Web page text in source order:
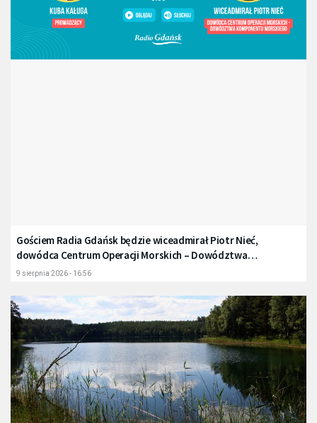
Gościem Radia Gdańsk będzie wiceadmirał Piotr Nieć,
dowódca Centrum Operacji Morskich – Dowództwa
Komponentu Morskiego
9 sierpnia 2026 - 16:56